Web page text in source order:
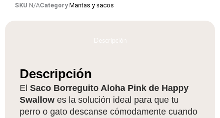
o
SKU N/ACategory Mantas y sacos
Descripción
Descripción
El Saco Borreguito Aloha Pink de Happy
Swallow es la solución ideal para que tu
perro o gato descanse cómodamente cuando